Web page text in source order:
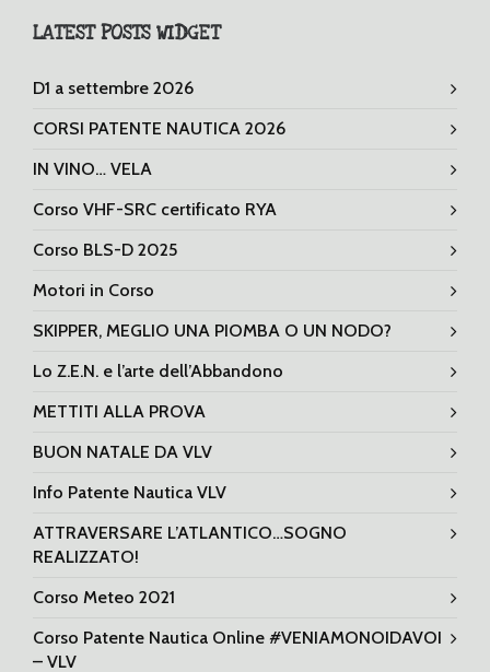
LATEST POSTS WIDGET
D1 a settembre 2026
CORSI PATENTE NAUTICA 2026
IN VINO… VELA
Corso VHF-SRC certificato RYA
Corso BLS-D 2025
Motori in Corso
SKIPPER, MEGLIO UNA PIOMBA O UN NODO?
Lo Z.E.N. e l’arte dell’Abbandono
METTITI ALLA PROVA
BUON NATALE DA VLV
Info Patente Nautica VLV
ATTRAVERSARE L’ATLANTICO…SOGNO
REALIZZATO!
Corso Meteo 2021
Corso Patente Nautica Online #VENIAMONOIDAVOI
– VLV